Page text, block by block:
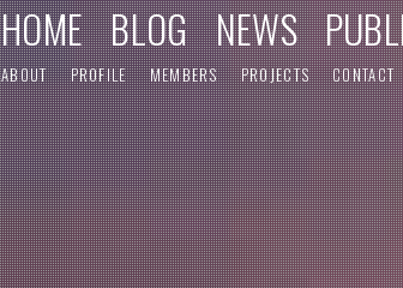
HOME BLOG NEWS
ABOUT PROFILE MEMBERS PROJECTS CONTACT